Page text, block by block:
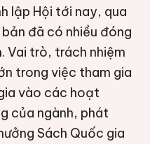
lập Hội tới nay, qua
đã có nhiều đóng
Vai trò, trách nhiệm
trong việc tham gia
vào các hoạt
của ngành, phát
Sách Quốc gia